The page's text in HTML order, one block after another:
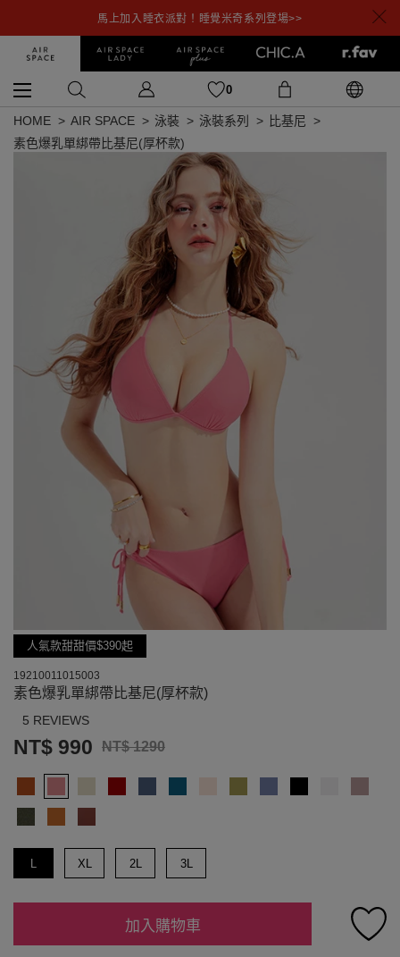
馬上加入睡衣派對！睡覺米奇系列登場>>
0
HOME AIR SPACE 泳裝 泳裝系列
比基尼
素色爆乳單綁帶比基尼(厚杯款)
人氣款甜甜價$390起
19210011015003
素色爆乳單綁帶比基尼(厚杯款)
5 REVIEWS
NT$ 990 NT$ 1290
L XL 2L 3L
加入購物車